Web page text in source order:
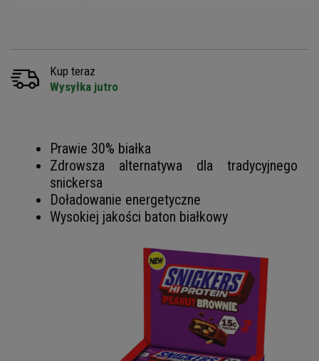
Kup teraz
Wysyłka jutro
Prawie 30% białka
Zdrowsza alternatywa dla tradycyjnego
snickersa
Doładowanie energetyczne
Wysokiej jakości baton białkowy